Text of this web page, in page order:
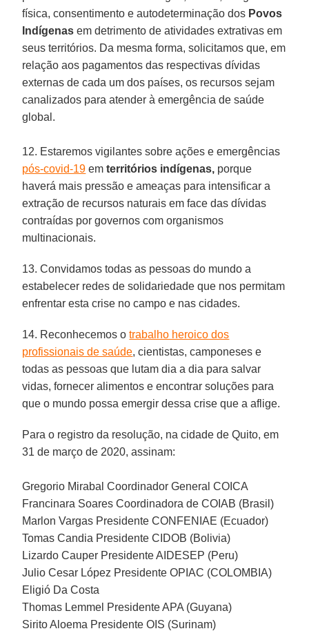
física, consentimento e autodeterminação dos Povos
Indígenas em detrimento de atividades extrativas em
seus territórios. Da mesma forma, solicitamos que, em
relação aos pagamentos das respectivas dívidas
externas de cada um dos países, os recursos sejam
canalizados para atender à emergência de saúde
global.
12. Estaremos vigilantes sobre ações e emergências
pós-covid-19 emterritórios indígenas, porque
haverá mais pressão e ameaças para intensificar a
extração de recursos naturais em face das dívidas
contraídas por governos com organismos
multinacionais.
13. Convidamos todas as pessoas do mundo a
estabelecer redes de solidariedade que nos permitam
enfrentar esta crise no campo e nas cidades.
14. Reconhecemos otrabalho heroico dos
profissionais de saúde, cientistas, camponeses e
todas as pessoas que lutam dia a dia para salvar
vidas, fornecer alimentos e encontrar soluções para
que o mundo possa emergir dessa crise que a aflige.
Para o registro da resolução, na cidade de Quito, em
31 de março de 2020, assinam:
Gregorio Mirabal Coordinador General COICA
Francinara Soares Coordinadora de COIAB (Brasil)
Marlon Vargas Presidente CONFENIAE (Ecuador)
Tomas Candia Presidente CIDOB (Bolivia)
Lizardo Cauper Presidente AIDESEP (Peru)
Julio Cesar López Presidente OPIAC (COLOMBIA)
Eligió Da Costa
Thomas Lemmel Presidente APA (Guyana)
Sirito Aloema Presidente OIS (Surinam)